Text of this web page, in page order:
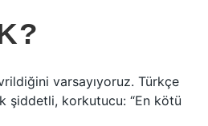
varsayıyoruz. Türkçe
şiddetli, korkutucu: “En kötü